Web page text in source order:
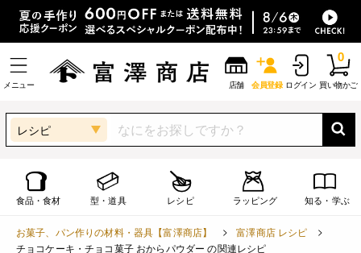
メニュー 店舗 会員登録 ログイン 買い物かご
0
レシピ
食品・食材 型・道具 レシピ ラッピング 知る・学ぶ
お菓子、パン作りの材料・器具【富澤商店】
富澤商店 レシピ
チョコケーキ・チョコ菓子 おからパウダー の関連レシピ